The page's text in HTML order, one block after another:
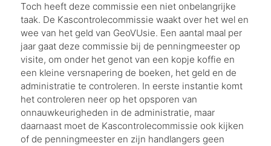
Toch heeft deze commissie een niet onbelangrijke
taak. De Kascontrolecommissie waakt over het wel en
wee van het geld van GeoVUsie. Een aantal maal per
jaar gaat deze commissie bij de penningmeester op
visite, om onder het genot van een kopje koffie en
een kleine versnapering de boeken, het geld en de
administratie te controleren. In eerste instantie komt
het controleren neer op het opsporen van
onnauwkeurigheden in de administratie, maar
daarnaast moet de Kascontrolecommissie ook kijken
of de penningmeester en zijn handlangers geen